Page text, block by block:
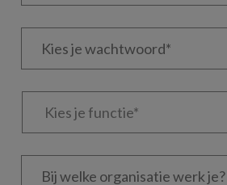
Kies
Kies
Bij
welke